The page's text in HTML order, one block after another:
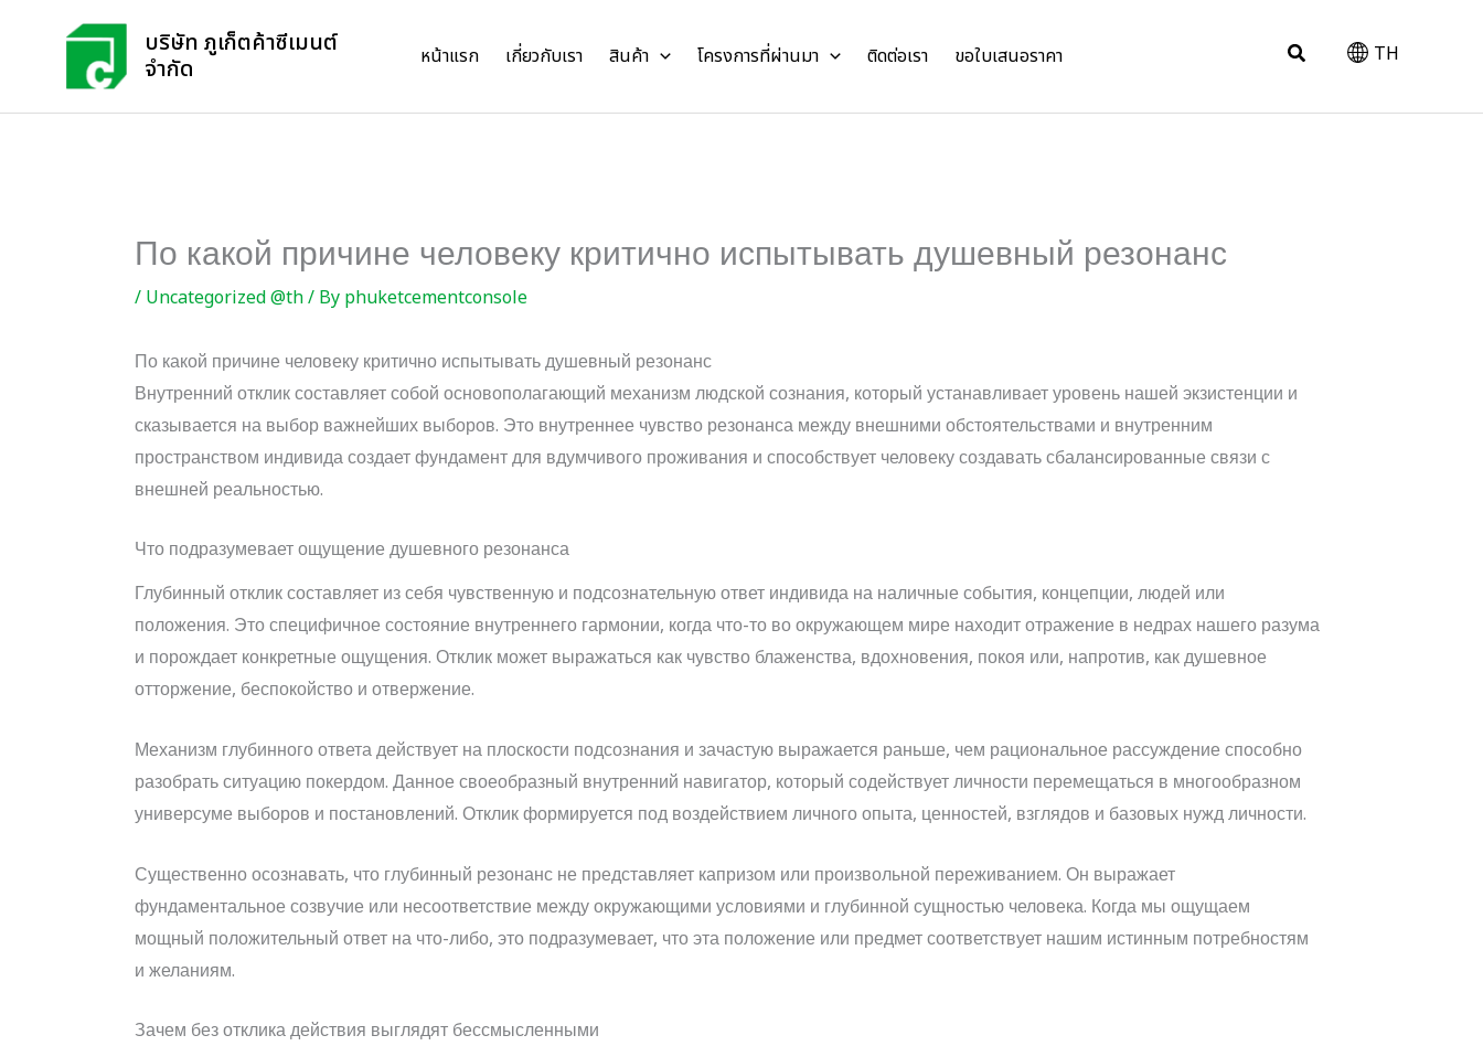
บริษัท ภูเก็ตค้าซีเมนต์
จำกัด
หน้าแรก เกี่ยวกับเรา สินค้า โครงการที่ผ่านมา ติดต่อเรา ขอใบเสนอราคา Search TH
По какой причине человеку критично испытывать душевный резонанс
/ Uncategorized @th/ By phuketcementconsole
По какой причине человеку критично испытывать душевный резонанс
Внутренний отклик составляет собой основополагающий механизм людской сознания, который устанавливает уровень нашей экзистенции и
сказывается на выбор важнейших выборов. Это внутреннее чувство резонанса между внешними обстоятельствами и внутренним
пространством индивида создает фундамент для вдумчивого проживания и способствует человеку создавать сбалансированные связи с
внешней реальностью.
Что подразумевает ощущение душевного резонанса
Глубинный отклик составляет из себя чувственную и подсознательную ответ индивида на наличные события, концепции, людей или
положения. Это специфичное состояние внутреннего гармонии, когда что-то во окружающем мире находит отражение в недрах нашего разума
и порождает конкретные ощущения. Отклик может выражаться как чувство блаженства, вдохновения, покоя или, напротив, как душевное
отторжение, беспокойство и отвержение.
Механизм глубинного ответа действует на плоскости подсознания и зачастую выражается раньше, чем рациональное рассуждение способно
разобрать ситуацию покердом. Данное своеобразный внутренний навигатор, который содействует личности перемещаться в многообразном
универсуме выборов и постановлений. Отклик формируется под воздействием личного опыта, ценностей, взглядов и базовых нужд личности.
Существенно осознавать, что глубинный резонанс не представляет капризом или произвольной переживанием. Он выражает
фундаментальное созвучие или несоответствие между окружающими условиями и глубинной сущностью человека. Когда мы ощущаем
мощный положительный ответ на что-либо, это подразумевает, что эта положение или предмет соответствует нашим истинным потребностям
и желаниям.
Зачем без отклика действия выглядят бессмысленными